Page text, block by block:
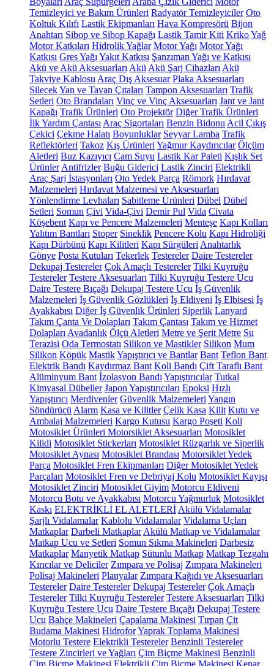
Temizleyici ve Bakım Ürünleri Radyatör Temizleyiciler Oto
Koltuk Kılıfı Lastik Ekipmanları Hava Kompresörü Bijon
Anahtarı Sibop ve Sibop Kapağı Lastik Tamir Kiti KrikoYağ
Motor Katkıları Hidrolik Yağlar Motor Yağı Motor Yağı
Katkısı Gres Yağı Yakıt Katkısı Şanzıman Yağı ve Katkısı
Akü ve Akü Aksesuarları Akü Akü Şarj Cihazları Akü
Takviye Kablosu Araç Dış Aksesuar Plaka Aksesuarları
SilecekYan ve Tavan Çıtaları Tampon Aksesuarları Trafik
Setleri Oto Brandaları Vinç ve Vinç Aksesuarları Jant ve Jant
Kapağı Trafik Ürünleri Oto Projektör Diğer Trafik Ürünleri
İlk Yardım Çantası Araç Sigortaları Benzin Bidonu Acil Çıkış
Çekici Çekme Halatı Boyunluklar Seyyar Lamba Trafik
Reflektörleri Takoz Kış Ürünleri Yağmur Kaydırıcılar Ölçüm
Aletleri Buz Kazıyıcı Cam Suyu Lastik Kar Paleti Kışlık Set
Ürünler Antifrizler Buğu Giderici Lastik Zinciri Elektrikli
Araç Şarj İstasyonları Oto Yedek Parça Römork Hırdavat
Malzemeleri Hırdavat Malzemesi ve Aksesuarları
Yönlendirme Levhaları Sabitleme Ürünleri Dübel Dübel
Setleri Somun Çivi Vida-Çivi Demir Pul Vida Civata
Köşebent Kapı ve Pencere Malzemeleri Menteşe Kapı Kolları
Yalıtım Bantları Stoper Sineklik Pencere Kolu Kapı Hidroliği
Kapı Dürbünü Kapı Kilitleri Kapı Sürgüleri Anahtarlık
Gönye Posta Kutuları Tekerlek Testereler Daire Testereler
Dekupaj Testereler Çok Amaçlı Testereler Tilki Kuyruğu
Testereler Testere Aksesuarları Tilki Kuyruğu Testere Ucu
Daire Testere Bıçağı Dekupaj Testere Ucu İş Güvenlik
Malzemeleri İş Güvenlik Gözlükleri İş Eldiveni İş Elbisesi İş
Ayakkabısı Diğer İş Güvenlik Ürünleri Siperlik Lanyard
Takım Çanta Ve Dolapları Takım Çantası Takım ve Hizmet
Dolapları Avadanlık Ölçü Aletleri Metre ve Şerit Metre Su
Terazisi Oda Termostatı Silikon ve Mastikler Silikon Mum
Silikon Köpük MastikYapıştırıcı ve Bantlar Bant Teflon Bant
Elektrik Bandı Kaydırmaz Bant Koli Bandı Çift Taraflı Bant
Alüminyum Bant İzolasyon Bandı Yapıştırıcılar Tutkal
Kimyasal Dübeller Japon Yapıştırıcıları Epoksi Hızlı
Yapıştırıcı Merdivenler Güvenlik Malzemeleri Yangın
Söndürücü Alarm Kasa ve Kilitler Çelik Kasa Kilit Kutu ve
Ambalaj Malzemeleri Kargo Kutusu Kargo Poşeti Koli
Motosiklet Ürünleri Motorsiklet Aksesuarları Motosiklet
Kilidi Motosiklet Stickerları Motosiklet Rüzgarlık ve Siperlik
Motosiklet Aynası Motosiklet Brandası Motorsiklet Yedek
Parça Motosiklet Fren Ekipmanları Diğer Motosiklet Yedek
Parçaları Motosiklet Fren ve Debriyaj Kolu Motosiklet Kayışı
Motosiklet Zinciri Motosiklet Giyim Motorcu Eldiveni
Motorcu Botu ve Ayakkabısı Motorcu Yağmurluk Motosiklet
Kaskı ELEKTRİKLİ EL ALETLERİ Akülü Vidalamalar
Şarjlı Vidalamalar Kablolu Vidalamalar Vidalama Uçları
Matkaplar Darbeli Matkaplar Akülü Matkap ve Vidalamalar
Matkap Ucu ve Setleri Somun Sıkma Makineleri Darbesiz
Matkaplar Manyetik Matkap Sütunlu Matkap Matkap Tezgahı
Kırıcılar ve Deliciler Zımpara ve Polisaj Zımpara Makineleri
Polisaj Makineleri Planyalar Zımpara Kağıdı ve Aksesuarları
Testereler Daire Testereler Dekupaj Testereler Çok Amaçlı
Testereler Tilki Kuyruğu Testereler Testere Aksesuarları Tilki
Kuyruğu Testere Ucu Daire Testere Bıçağı Dekupaj Testere
Ucu Bahçe Makineleri Çapalama Makinesi Tırpan Çit
Budama Makinesi HidroforYaprak Toplama Makinesi
Motorlu Testere Elektrikli Testereler Benzinli Testereler
Testere Zincirleri ve Yağları Çim Biçme Makinesi Benzinli
Çim Biçme Makinesi Elektrikli Çim Biçme Makinesi Kenar